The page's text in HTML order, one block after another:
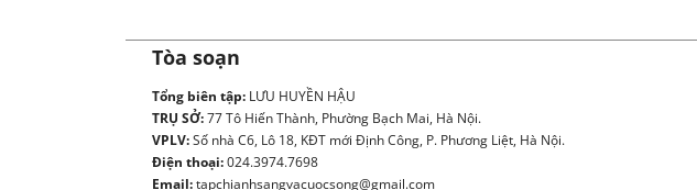
Tòa soạn
Tổng biên tập: LƯU HUYỀN HẬU
TRỤ SỞ:77 Tô Hiến Thành, Phường Bạch Mai, Hà Nội.
VPLV:Số nhà C6, Lô 18, KĐT mới Định Công, P. Phương Liệt, Hà Nội.
Điện thoại:024.3974.7698
Email:tapchianhsangvacuocsong@gmail.com